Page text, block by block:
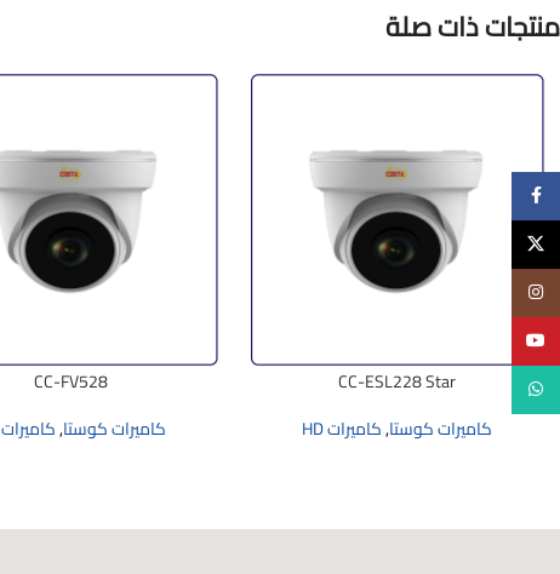
منتجات ذات صلة
CC-ESL228 Star
كاميرات كوستا,كاميرات HD
CC-FV528
كاميرات كوستا,كاميرات HD
Facebook
WhatsApp